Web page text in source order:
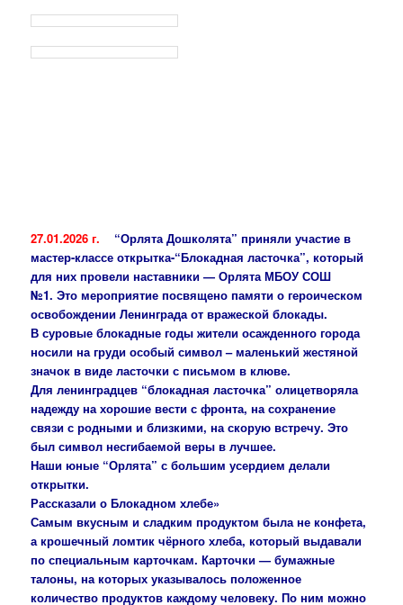
27.01.2026 г. “Орлята Дошколята” приняли участие в
мастер-классе открытка-“Блокадная ласточка”, который
для них провели наставники — Орлята МБОУ СОШ
№1.Это мероприятие посвящено памяти о героическом
освобождении Ленинграда от вражеской блокады.
В суровые блокадные годы жители осажденного города
носили на груди особый символ – маленький жестяной
значок в виде ласточки с письмом в клюве.
Для ленинградцев “блокадная ласточка” олицетворяла
надежду на хорошие вести с фронта, на сохранение
связи с родными и близкими, на скорую встречу. Это
был символ несгибаемой веры в лучшее.
Наши юные “Орлята” с большим усердием делали
открытки.
Рассказали о Блокадном хлебе»
Самым вкусным и сладким продуктом была не конфета,
а крошечный ломтик чёрного хлеба, который выдавали
по специальным карточкам. Карточки — бумажные
талоны, на которых указывалось положенное
количество продуктов каждому человеку. По ним можно